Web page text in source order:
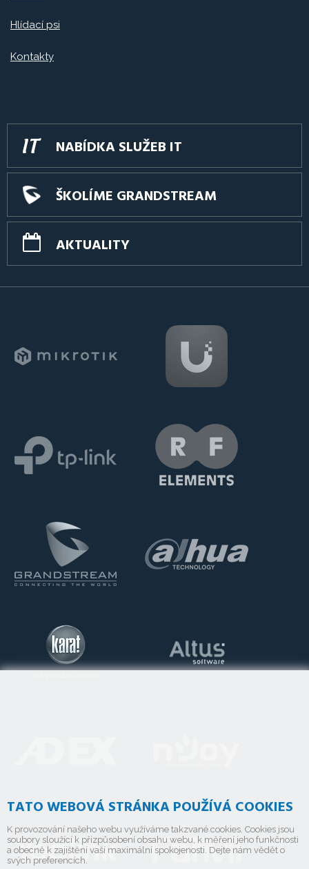
Hlídací psi
Kontakty
NABÍDKA SLUŽEB IT
ŠKOLÍME GRANDSTREAM
AKTUALITY
TATO WEBOVÁ STRÁNKA POUŽÍVÁ COOKIES
K provozování našeho webu využíváme takzvané cookies. Cookies jsou
soubory sloužící k přizpůsobení obsahu webu, k měření jeho funkčnosti
a obecně k zajištění vaší maximální spokojenosti. Dejte nám vědět o
svých preferencích.